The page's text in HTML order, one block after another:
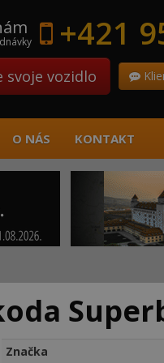
+421
svoje vozidlo
O NÁS KONTAKT
Značka